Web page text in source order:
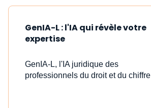
GenIA-L : l'IA qui révèle votre
expertise
GenIA-L, l'IA juridique des
professionnels du droit et du chiffre